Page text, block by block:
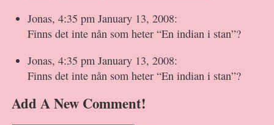
Jonas, 4:35 pm January 13, 2008:
Finns det inte nån som heter “En indian i stan”?
Jonas, 4:35 pm January 13, 2008:
Finns det inte nån som heter “En indian i stan”?
Add A New Comment!